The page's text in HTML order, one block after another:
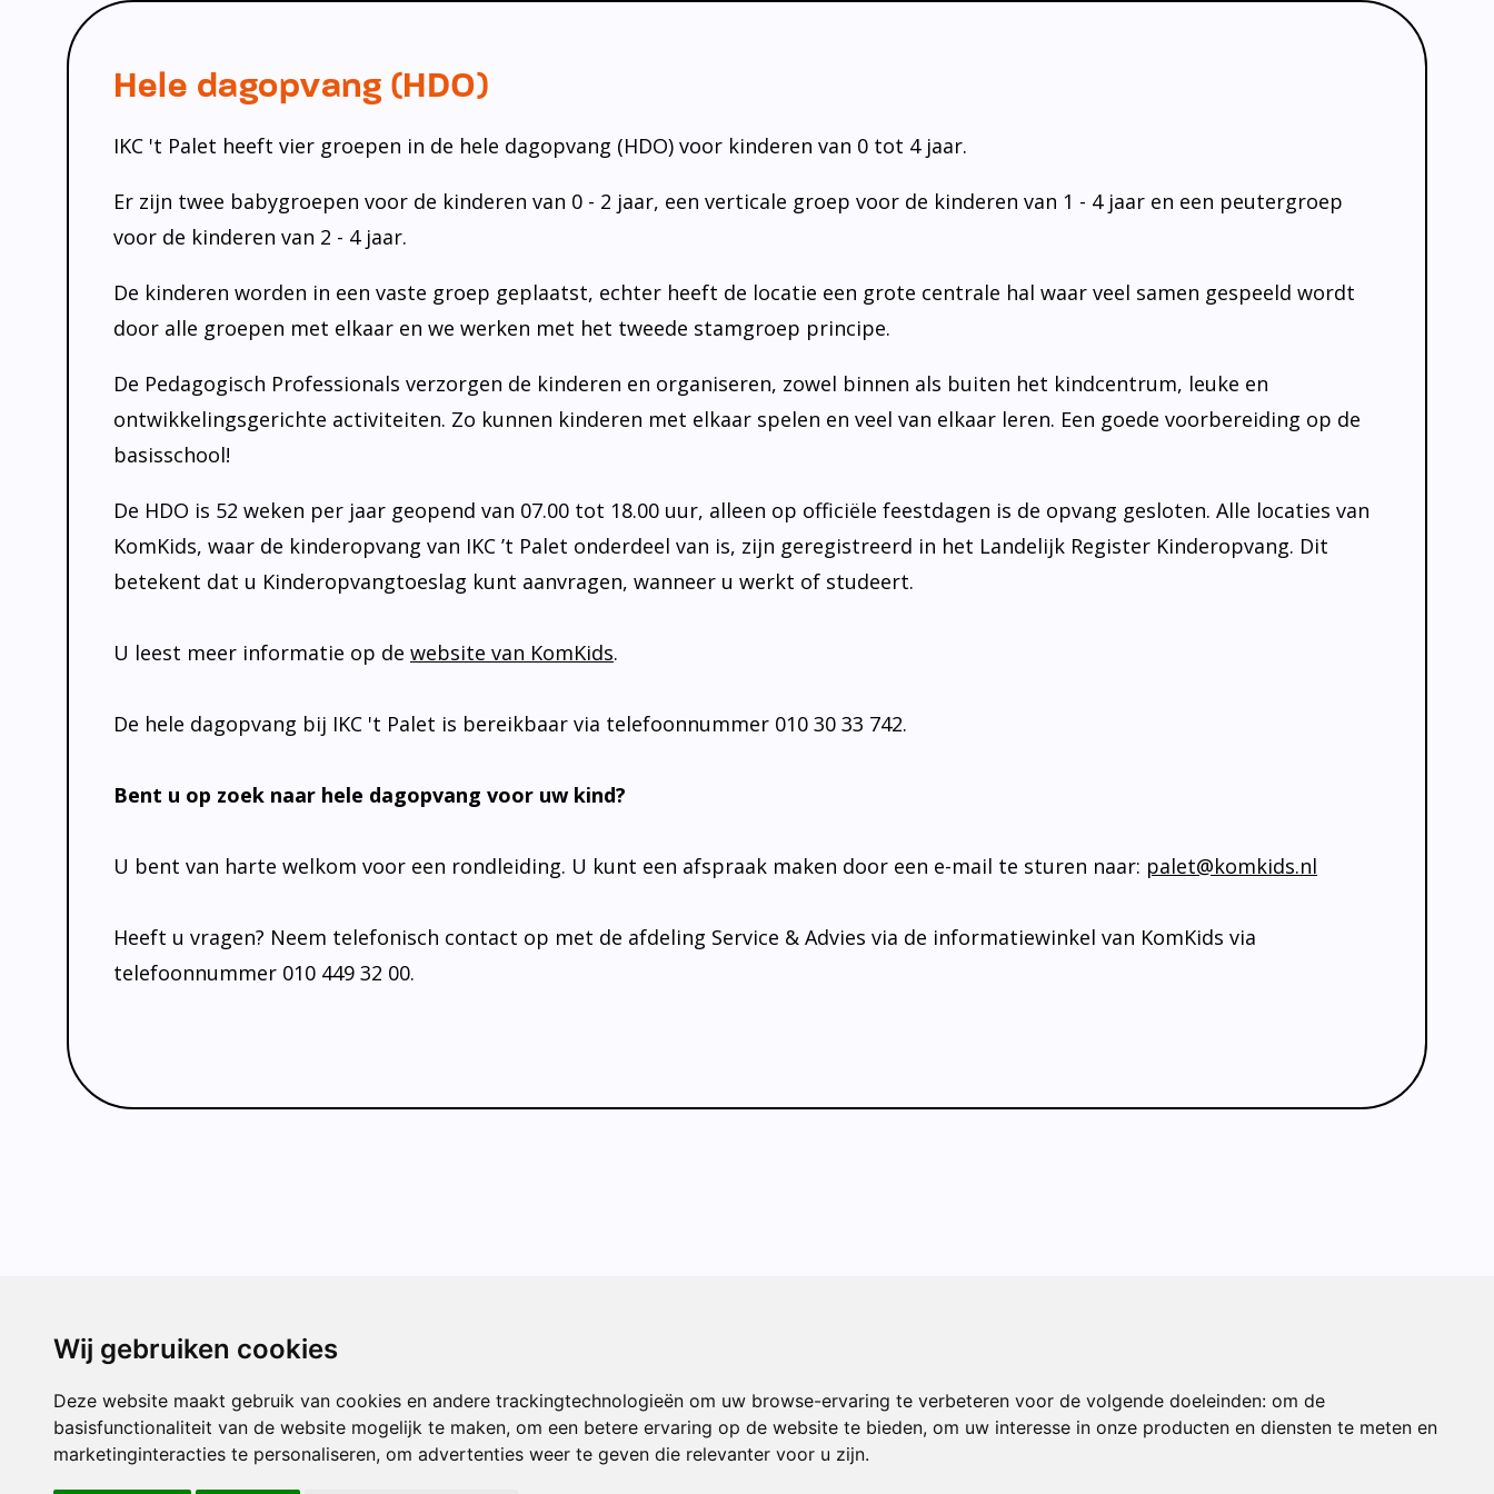
Wij gebruiken cookies
Deze website maakt gebruik van cookies en andere trackingtechnologieën om uw browse-ervaring te verbeteren voor de volgende doeleinden: om de
basisfunctionaliteit van de website mogelijk te maken, om een betere ervaring op de website te bieden, om uw interesse in onze producten en diensten te meten en
marketinginteracties te personaliseren, om advertenties weer te geven die relevanter voor u zijn.
Hele dagopvang (HDO)
IKC 't Palet heeft vier groepen in de hele dagopvang (HDO) voor kinderen van 0 tot 4 jaar.
Er zijn twee babygroepen voor de kinderen van 0 - 2 jaar, een verticale groep voor de kinderen van 1 - 4 jaar en een peutergroep
voor de kinderen van 2 - 4 jaar.
De kinderen worden in een vaste groep geplaatst, echter heeft de locatie een grote centrale hal waar veel samen gespeeld wordt
door alle groepen met elkaar en we werken met het tweede stamgroep principe.
De Pedagogisch Professionals verzorgen de kinderen en organiseren, zowel binnen als buiten het kindcentrum, leuke en
ontwikkelingsgerichte activiteiten. Zo kunnen kinderen met elkaar spelen en veel van elkaar leren. Een goede voorbereiding op de
basisschool!
De HDO is 52 weken per jaar geopend van 07.00 tot 18.00 uur, alleen op officiële feestdagen is de opvang gesloten. Alle locaties van
KomKids, waar de kinderopvang van IKC ’t Palet onderdeel van is, zijn geregistreerd in het Landelijk Register Kinderopvang. Dit
betekent dat u Kinderopvangtoeslag kunt aanvragen, wanneer u werkt of studeert.
U leest meer informatie op de website van KomKids.
De hele dagopvang bij IKC 't Palet is bereikbaar via telefoonnummer 010 30 33 742.
Bent u op zoek naar hele dagopvang voor uw kind?
U bent van harte welkom voor een rondleiding. U kunt een afspraak maken door een e-mail te sturen naar: palet@komkids.nl
Heeft u vragen? Neem telefonisch contact op met de afdeling Service & Advies via de informatiewinkel van KomKids via
telefoonnummer 010 449 32 00.
Broekweg 1, 3131 HS
Vlaardingen
(010) 434 26 97